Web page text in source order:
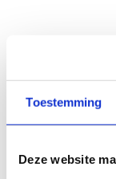
Toestemming
Deze website